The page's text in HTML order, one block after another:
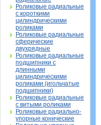
Роликовые радиальные
с короткими
цилиндрическими
роликами
Роликовые радиальные
сферические
двухрядные
Роликовые радиальные
подшипники с
длинными
цилиндрическими
роликами (игольчатые
подшипники)
Роликовые радиальные
с витыми роликами
Роликовые радиально-
упорные конические